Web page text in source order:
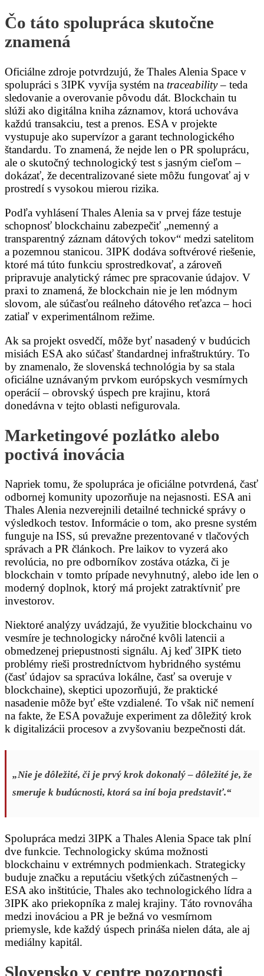
Čo táto spolupráca skutočne
znamená
Oficiálne zdroje potvrdzujú, že Thales Alenia Space v
spolupráci s 3IPK vyvíja systém na traceability– teda
sledovanie a overovanie pôvodu dát. Blockchain tu
slúži ako digitálna kniha záznamov, ktorá uchováva
každú transakciu, test a prenos. ESA v projekte
vystupuje ako supervízor a garant technologického
štandardu. To znamená, že nejde len o PR spoluprácu,
ale o skutočný technologický test s jasným cieľom –
dokázať, že decentralizované siete môžu fungovať aj v
prostredí s vysokou mierou rizika.
Podľa vyhlásení Thales Alenia sa v prvej fáze testuje
schopnosť blockchainu zabezpečiť „nemenný a
transparentný záznam dátových tokov“ medzi satelitom
a pozemnou stanicou. 3IPK dodáva softvérové riešenie,
ktoré má túto funkciu sprostredkovať, a zároveň
pripravuje analytický rámec pre spracovanie údajov. V
praxi to znamená, že blockchain nie je len módnym
slovom, ale súčasťou reálneho dátového reťazca – hoci
zatiaľ v experimentálnom režime.
Ak sa projekt osvedčí, môže byť nasadený v budúcich
misiách ESA ako súčasť štandardnej infraštruktúry. To
by znamenalo, že slovenská technológia by sa stala
oficiálne uznávaným prvkom európskych vesmírnych
operácií – obrovský úspech pre krajinu, ktorá
donedávna v tejto oblasti nefigurovala.
Marketingové pozlátko alebo
poctivá inovácia
Napriek tomu, že spolupráca je oficiálne potvrdená, časť
odbornej komunity upozorňuje na nejasnosti. ESA ani
Thales Alenia nezverejnili detailné technické správy o
výsledkoch testov. Informácie o tom, ako presne systém
funguje na ISS, sú prevažne prezentované v tlačových
správach a PR článkoch. Pre laikov to vyzerá ako
revolúcia, no pre odborníkov zostáva otázka, či je
blockchain v tomto prípade nevyhnutný, alebo ide len o
moderný doplnok, ktorý má projekt zatraktívniť pre
investorov.
Niektoré analýzy uvádzajú, že využitie blockchainu vo
vesmíre je technologicky náročné kvôli latencii a
obmedzenej priepustnosti signálu. Aj keď 3IPK tieto
problémy rieši prostredníctvom hybridného systému
(časť údajov sa spracúva lokálne, časť sa overuje v
blockchaine), skeptici upozorňujú, že praktické
nasadenie môže byť ešte vzdialené. To však nič nemení
na fakte, že ESA považuje experiment za dôležitý krok
k digitalizácii procesov a zvyšovaniu bezpečnosti dát.
„Nie je dôležité, či je prvý krok dokonalý – dôležité je, že
smeruje k budúcnosti, ktorá sa iní boja predstaviť.“
Spolupráca medzi 3IPK a Thales Alenia Space tak plní
dve funkcie. Technologicky skúma možnosti
blockchainu v extrémnych podmienkach. Strategicky
buduje značku a reputáciu všetkých zúčastnených –
ESA ako inštitúcie, Thales ako technologického lídra a
3IPK ako priekopníka z malej krajiny. Táto rovnováha
medzi inováciou a PR je bežná vo vesmírnom
priemysle, kde každý úspech prináša nielen dáta, ale aj
mediálny kapitál.
Slovensko v centre pozornosti